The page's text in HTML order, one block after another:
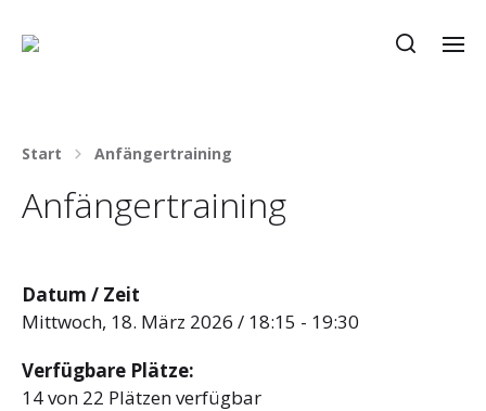
Start Anfängertraining
Anfängertraining
Datum / Zeit
Mittwoch, 18. März 2026 / 18:15 - 19:30
Verfügbare Plätze:
14 von 22 Plätzen verfügbar